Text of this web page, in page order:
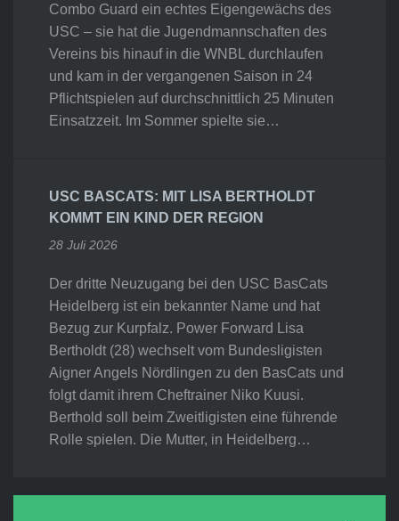
Combo Guard ein echtes Eigengewächs des
USC – sie hat die Jugendmannschaften des
Vereins bis hinauf in die WNBL durchlaufen
und kam in der vergangenen Saison in 24
Pflichtspielen auf durchschnittlich 25 Minuten
Einsatzzeit. Im Sommer spielte sie…
USC BASCATS: MIT LISA BERTHOLDT
KOMMT EIN KIND DER REGION
28 Juli 2026
Der dritte Neuzugang bei den USC BasCats
Heidelberg ist ein bekannter Name und hat
Bezug zur Kurpfalz. Power Forward Lisa
Bertholdt (28) wechselt vom Bundesligisten
Aigner Angels Nördlingen zu den BasCats und
folgt damit ihrem Cheftrainer Niko Kuusi.
Berthold soll beim Zweitligisten eine führende
Rolle spielen. Die Mutter, in Heidelberg…